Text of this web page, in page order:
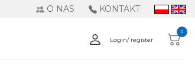
O NAS KONTAKT
Login/ register
0